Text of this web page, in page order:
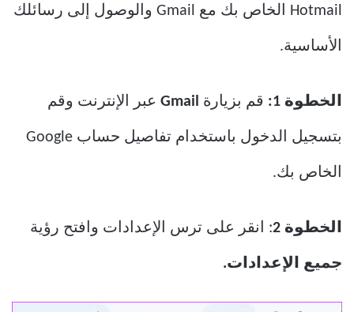
Hotmail الخاص بك مع Gmail والوصول إلى رسائلك
الأساسية.
الخطوة 1: قم بزيارة Gmail عبر الإنترنت وقم
بتسجيل الدخول باستخدام تفاصيل حساب Google
الخاص بك.
الخطوة 2 : انقر على ترس الإعدادات وافتح رؤية
جميع الإعدادات.